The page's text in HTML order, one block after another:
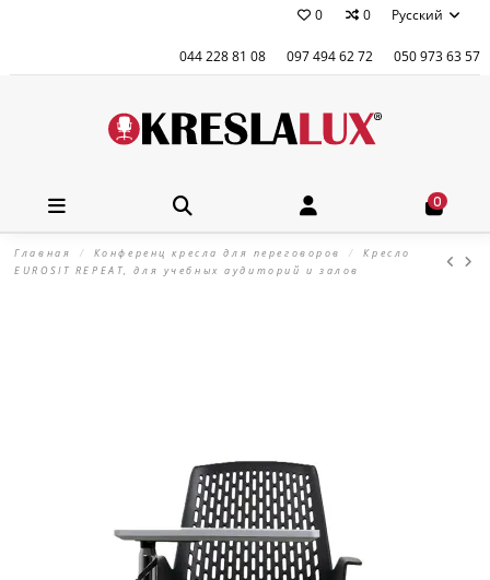
0 0 Русский
044 228 81 08 097 494 62 72 050 973 63 57
0
Главная Конференц кресла для переговоров
Кресло
EUROSIT REPEAT, для учебных аудиторий и залов